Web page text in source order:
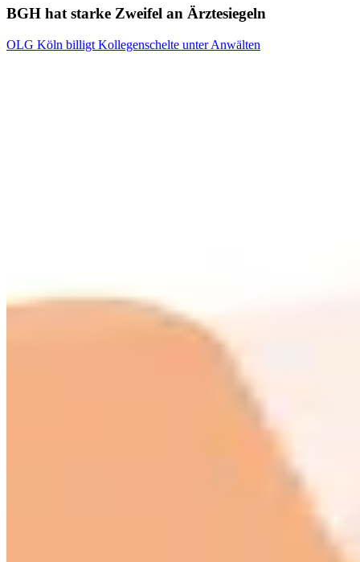
BGH hat starke Zweifel an Ärztesiegeln
OLG Köln billigt Kollegenschelte unter Anwälten